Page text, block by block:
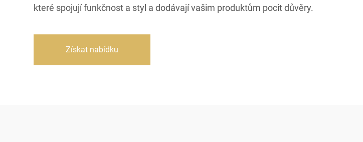
které spojují funkčnost a styl a dodávají vašim produktům pocit důvěry.
Získat nabídku